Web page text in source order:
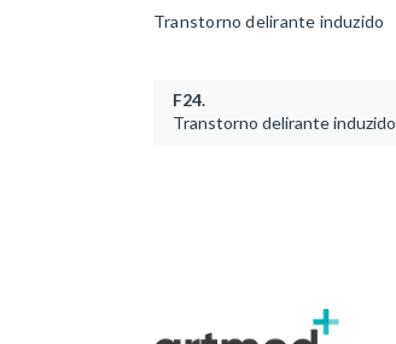
Transtorno delirante induzido
F24.
Transtorno delirante induzido